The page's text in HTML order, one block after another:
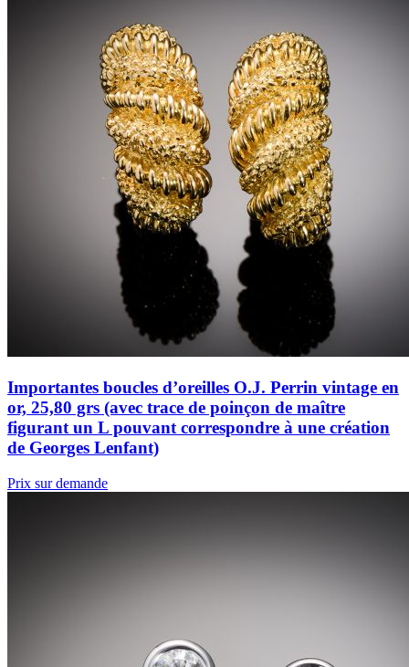
Importantes boucles d’oreilles O.J. Perrin vintage en
or, 25,80 grs (avec trace de poinçon de maître
figurant un L pouvant correspondre à une création
de Georges Lenfant)
Prix sur demande